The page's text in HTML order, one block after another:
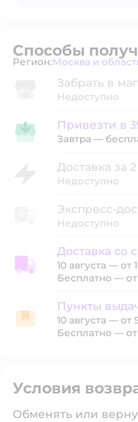
Способы
Регион: Выбор
Москва и
Забрать в
Недоступно
Привезти в магазин
Привезти в
Завтра —
Доставка за
Недоступно
Экспресс-
Недоступно
Доставка со склада
Доставка со
10 августа — от
Бесплатно —
Пункты выдачи
Пункты
10 августа — от
Бесплатно —
Условия
Обменять или